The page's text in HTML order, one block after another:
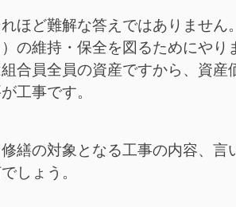
れほど難解な答えではありませ
の維持・保全を図るためにやり
合員全員の資産ですから、資産
工事です。
修繕の対象となる工事の内容、
しょう。